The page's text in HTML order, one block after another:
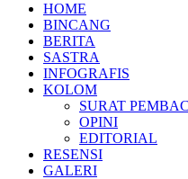
HOME
BINCANG
BERITA
SASTRA
INFOGRAFIS
KOLOM
SURAT
OPINI
EDITORIAL
RESENSI
GALERI